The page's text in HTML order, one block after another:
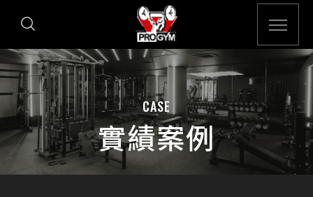
CASE
實績案例